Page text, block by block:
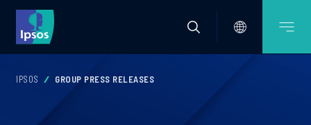
IPSOS GROUP PRESS RELEASES